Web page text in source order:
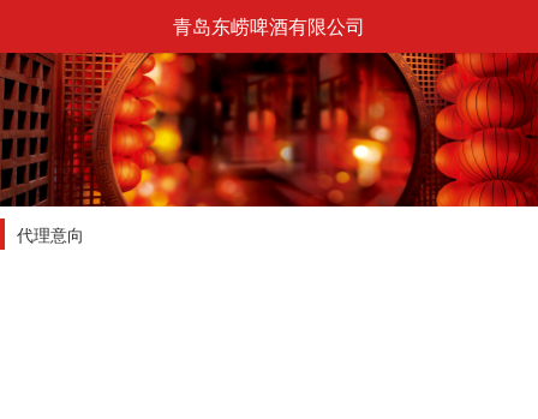
青岛东崂啤酒有限公司
代理意向